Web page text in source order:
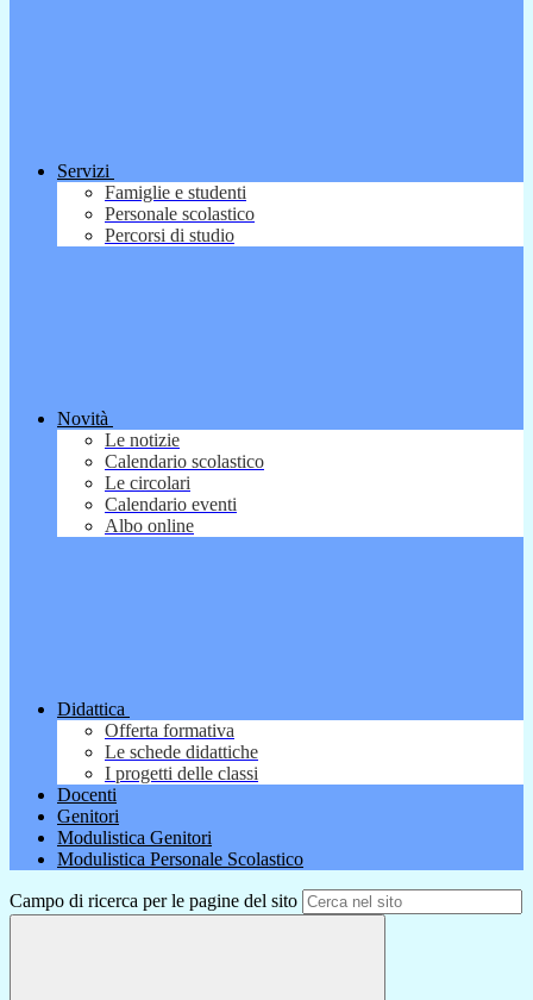
Servizi
Famiglie e studenti
Personale scolastico
Percorsi di studio
Novità
Le notizie
Calendario scolastico
Le circolari
Calendario eventi
Albo online
Didattica
Offerta formativa
Le schede didattiche
I progetti delle classi
Docenti
Genitori
Modulistica Genitori
Modulistica Personale Scolastico
Campo di ricerca per le pagine del sito